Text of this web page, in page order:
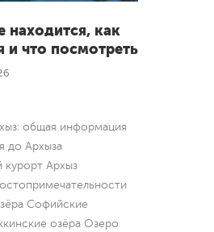
находится, как
и что посмотреть
общая информация
до Архыза
курорт Архыз
Софийские
озёра Озеро